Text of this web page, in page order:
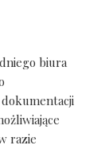
biura
razie